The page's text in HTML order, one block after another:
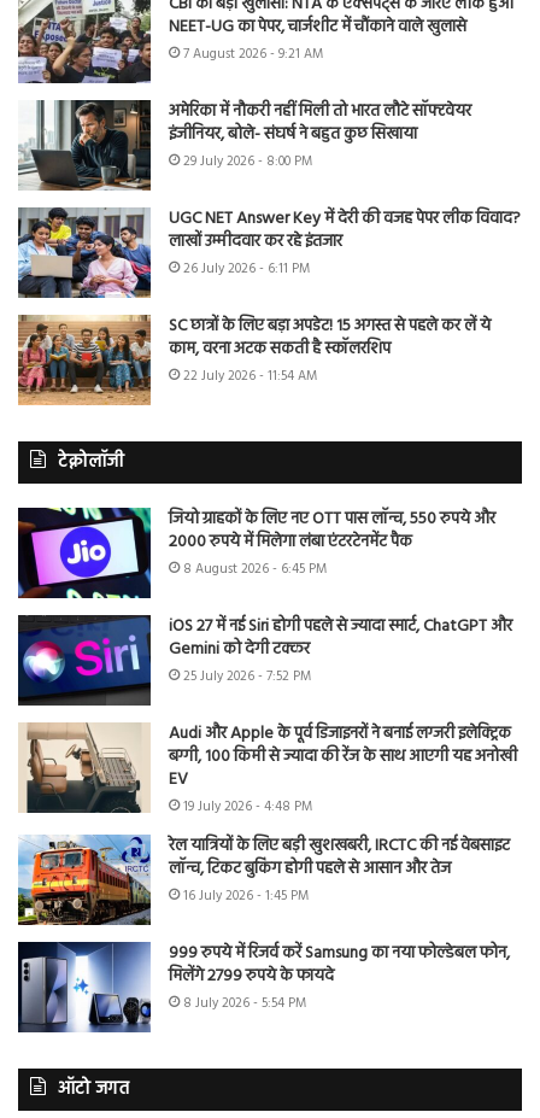
NEET-UG का पेपर, चार्जशीट में चौंकाने वाले खुलासे
7 August 2026 - 9:21 AM
अमेरिका में नौकरी नहीं मिली तो भारत लौटे सॉफ्टवेयर
इंजीनियर, बोले- संघर्ष ने बहुत कुछ सिखाया
29 July 2026 - 8:00 PM
UGC NET Answer Key में देरी की वजह पेपर लीक विवाद?
लाखों उम्मीदवार कर रहे इंतजार
26 July 2026 - 6:11 PM
SC छात्रों के लिए बड़ा अपडेट! 15 अगस्त से पहले कर लें ये
काम, वरना अटक सकती है स्कॉलरशिप
22 July 2026 - 11:54 AM
टेक्नोलॉजी
जियो ग्राहकों के लिए नए OTT पास लॉन्च, 550 रुपये और
2000 रुपये में मिलेगा लंबा एंटरटेनमेंट पैक
8 August 2026 - 6:45 PM
iOS 27 में नई Siri होगी पहले से ज्यादा स्मार्ट, ChatGPT और
Gemini को देगी टक्कर
25 July 2026 - 7:52 PM
Audi और Apple के पूर्व डिजाइनरों ने बनाई लग्जरी इलेक्ट्रिक
बग्गी, 100 किमी से ज्यादा की रेंज के साथ आएगी यह अनोखी
EV
19 July 2026 - 4:48 PM
रेल यात्रियों के लिए बड़ी खुशखबरी, IRCTC की नई वेबसाइट
लॉन्च, टिकट बुकिंग होगी पहले से आसान और तेज
16 July 2026 - 1:45 PM
999 रुपये में रिजर्व करें Samsung का नया फोल्डेबल फोन,
मिलेंगे 2799 रुपये के फायदे
8 July 2026 - 5:54 PM
ऑटो जगत